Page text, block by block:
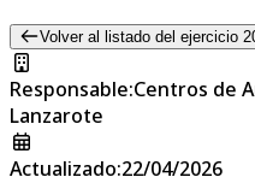
Volver al listado del ejercicio
Responsable:Centros de
Lanzarote
Actualizado:22/04/2026